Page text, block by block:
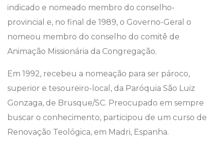
indicado e nomeado membro do conselho-
provincial e, no final de 1989, o Governo-Geral o
nomeou membro do conselho do comitê de
Animação Missionária da Congregação.
Em 1992, recebeu a nomeação para ser pároco,
superior e tesoureiro-local, da Paróquia São Luiz
Gonzaga, de Brusque/SC. Preocupado em sempre
buscar o conhecimento, participou de um curso de
Renovação Teológica, em Madri, Espanha.